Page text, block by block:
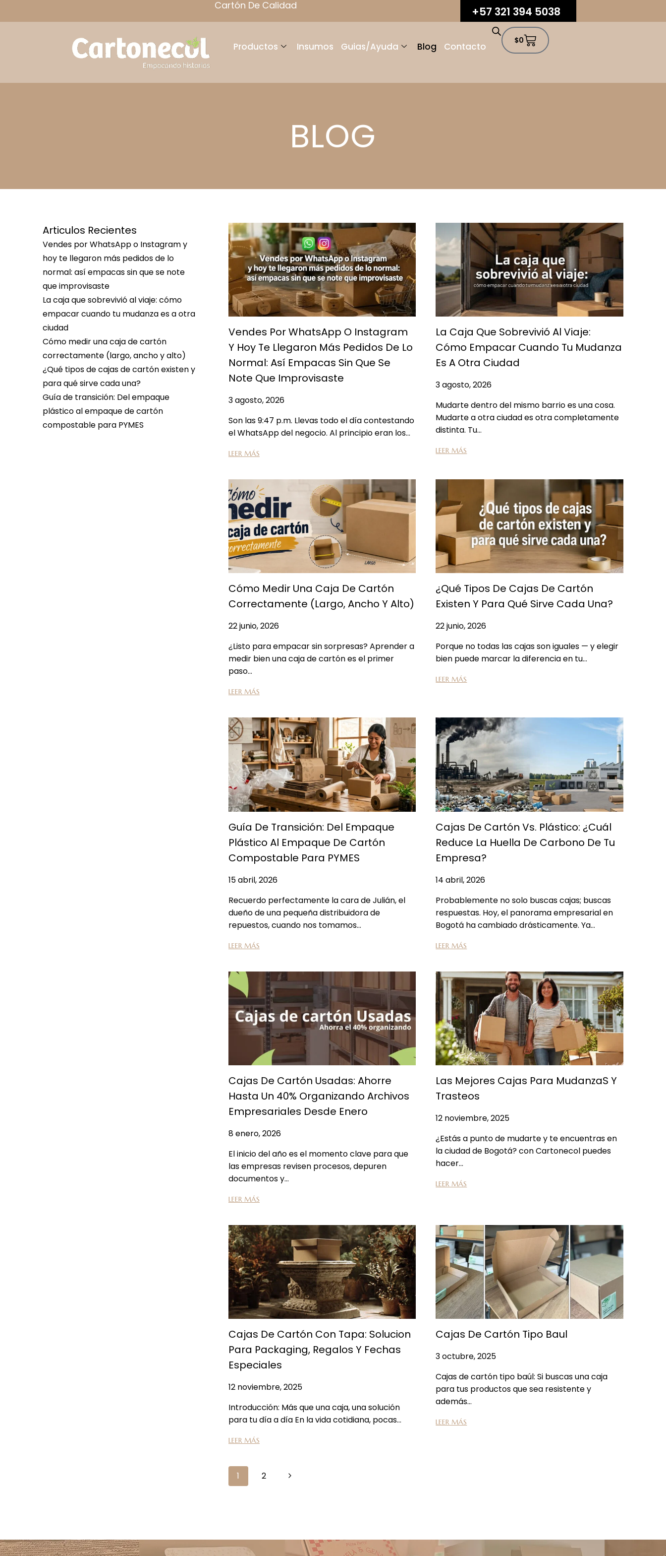
Empaques Personalizados Para Detalles +57 321 394 5038
Productos Insumos Guias/Ayuda Blog Contacto
$0
BLOG
Vendes Por WhatsApp O Instagram
Y Hoy Te Llegaron Más Pedidos De Lo
Normal: Así Empacas Sin Que Se
Note Que Improvisaste
3 agosto, 2026
Son las 9:47 p.m. Llevas todo el día contestando
el WhatsApp del negocio. Al principio eran los…
LEER MÁS
La Caja Que Sobrevivió Al Viaje:
Cómo Empacar Cuando Tu Mudanza
Es A Otra Ciudad
3 agosto, 2026
Mudarte dentro del mismo barrio es una cosa.
Mudarte a otra ciudad es otra completamente
distinta. Tu…
LEER MÁS
Cómo Medir Una Caja De Cartón
Correctamente (largo, Ancho Y Alto)
22 junio, 2026
¿Listo para empacar sin sorpresas? Aprender a
medir bien una caja de cartón es el primer
paso…
LEER MÁS
¿Qué Tipos De Cajas De Cartón
Existen Y Para Qué Sirve Cada Una?
22 junio, 2026
Porque no todas las cajas son iguales — y elegir
bien puede marcar la diferencia en tu…
LEER MÁS
Guía De Transición: Del Empaque
Plástico Al Empaque De Cartón
Compostable Para PYMES
15 abril, 2026
Recuerdo perfectamente la cara de Julián, el
dueño de una pequeña distribuidora de
repuestos, cuando nos tomamos…
LEER MÁS
Cajas De Cartón Vs. Plástico: ¿Cuál
Reduce La Huella De Carbono De Tu
Empresa?
14 abril, 2026
Probablemente no solo buscas cajas; buscas
respuestas. Hoy, el panorama empresarial en
Bogotá ha cambiado drásticamente. Ya…
LEER MÁS
Cajas De Cartón Usadas: Ahorre
Hasta Un 40% Organizando Archivos
Empresariales Desde Enero
8 enero, 2026
El inicio del año es el momento clave para que
las empresas revisen procesos, depuren
documentos y…
LEER MÁS
Las Mejores Cajas Para MudanzaS Y
Trasteos
12 noviembre, 2025
¿Estás a punto de mudarte y te encuentras en
la ciudad de Bogotá? con Cartonecol puedes
hacer…
LEER MÁS
Cajas De Cartón Con Tapa: Solucion
Para Packaging, Regalos Y Fechas
Especiales
12 noviembre, 2025
Introducción: Más que una caja, una solución
para tu día a día En la vida cotidiana, pocas…
LEER MÁS
Cajas De Cartón Tipo Baul
3 octubre, 2025
Cajas de cartón tipo baúl: Si buscas una caja
para tus productos que sea resistente y
además…
LEER MÁS
1 2
Articulos Recientes
Vendes por WhatsApp o Instagram y
hoy te llegaron más pedidos de lo
normal: así empacas sin que se note
que improvisaste
La caja que sobrevivió al viaje: cómo
empacar cuando tu mudanza es a otra
ciudad
Cómo medir una caja de cartón
correctamente (largo, ancho y alto)
¿Qué tipos de cajas de cartón existen y
para qué sirve cada una?
Guía de transición: Del empaque
plástico al empaque de cartón
compostable para PYMES